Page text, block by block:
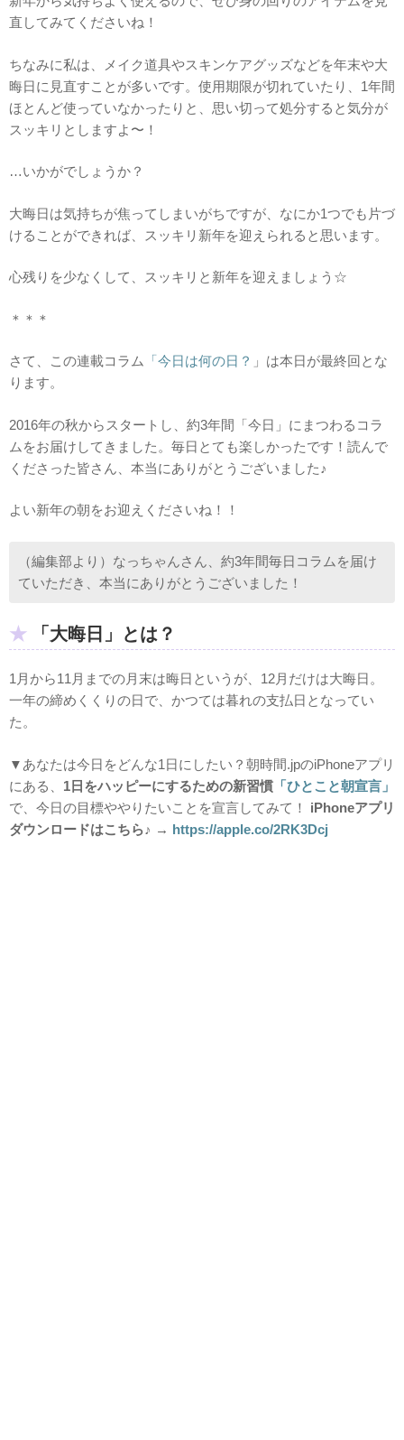
直してみてくださいね！
ちなみに私は、メイク道具やスキンケアグッズなどを年末や大
晦日に見直すことが多いです。使用期限が切れていたり、1年間
ほとんど使っていなかったりと、思い切って処分すると気分が
スッキリとしますよ〜！
…いかがでしょうか？
大晦日は気持ちが焦ってしまいがちですが、なにか1つでも片づ
けることができれば、スッキリ新年を迎えられると思います。
心残りを少なくして、スッキリと新年を迎えましょう☆
＊＊＊
さて、この連載コラム 「今日は何の日？ 」は本日が最終回とな
ります。
2016年の秋からスタートし、約3年間「今日」にまつわるコラ
ムをお届けしてきました。毎日とても楽しかったです！読んで
くださった皆さん、本当にありがとうございました♪
よい新年の朝をお迎えくださいね！！
（編集部より）なっちゃんさん、約3年間毎日コラムを届け
ていただき、本当にありがとうございました！
「大晦日」とは？
1月から11月までの月末は晦日というが、12月だけは大晦日。
一年の締めくくりの日で、かつては暮れの支払日となってい
た。
▼あなたは今日をどんな1日にしたい？朝時間.jpのiPhoneアプリ
にある、 1日をハッピーにするための新習慣 「ひとこと朝宣言」
で、今日の目標ややりたいことを宣言してみて！
iPhoneアプリ
ダウンロードはこちら♪ → https://apple.co/2RK3Dcj